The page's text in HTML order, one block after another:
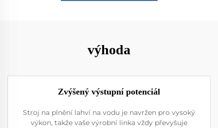
výhoda
Zvýšený výstupní potenciál
Stroj na plnění lahví na vodu je navržen pro vysoký
výkon, takže vaše výrobní linka vždy převyšuje